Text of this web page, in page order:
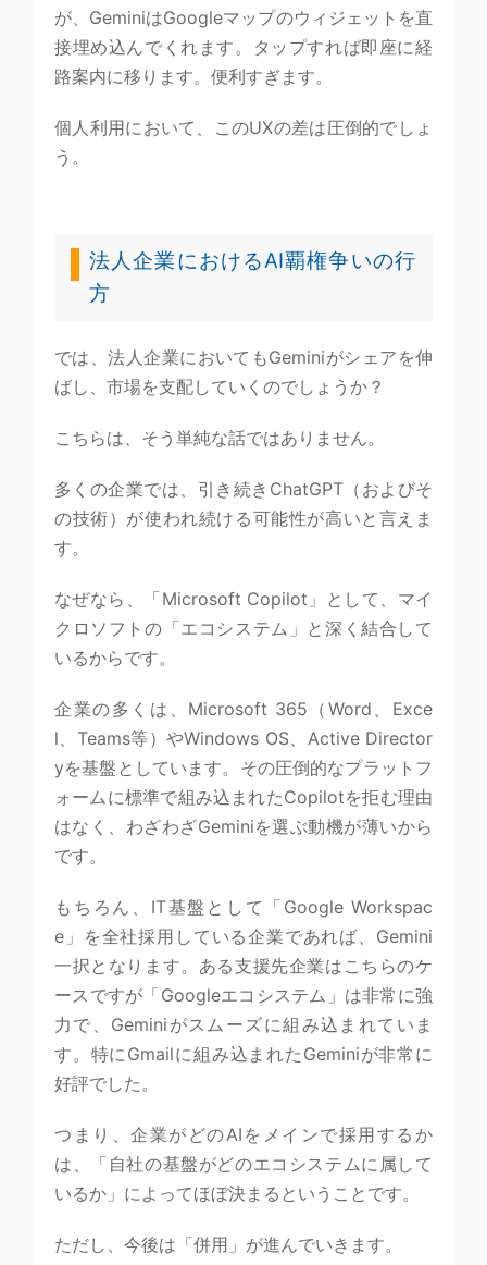
が、GeminiはGoogleマップのウィジェットを直
接埋め込んでくれます。タップすれば即座に経
路案内に移ります。便利すぎます。
個人利用において、このUXの差は圧倒的でしょ
う。
法人企業におけるAI覇権争いの行
方
では、法人企業においてもGeminiがシェアを伸
ばし、市場を支配していくのでしょうか？
こちらは、そう単純な話ではありません。
多くの企業では、引き続きChatGPT（およびそ
の技術）が使われ続ける可能性が高いと言えま
す。
なぜなら、「Microsoft Copilot」として、マイ
クロソフトの「エコシステム」と深く結合して
いるからです。
企業の多くは、Microsoft 365（Word、Exce
l、Teams等）やWindows OS、Active Director
yを基盤としています。その圧倒的なプラットフ
ォームに標準で組み込まれたCopilotを拒む理由
はなく、わざわざGeminiを選ぶ動機が薄いから
です。
もちろん、IT基盤として「Google Workspac
e」を全社採用している企業であれば、Gemini
一択となります。ある支援先企業はこちらのケ
ースですが「Googleエコシステム」は非常に強
力で、Geminiがスムーズに組み込まれていま
す。特にGmailに組み込まれたGeminiが非常に
好評でした。
つまり、企業がどのAIをメインで採用するか
は、「自社の基盤がどのエコシステムに属して
いるか」によってほぼ決まるということです。
ただし、今後は「併用」が進んでいきます。